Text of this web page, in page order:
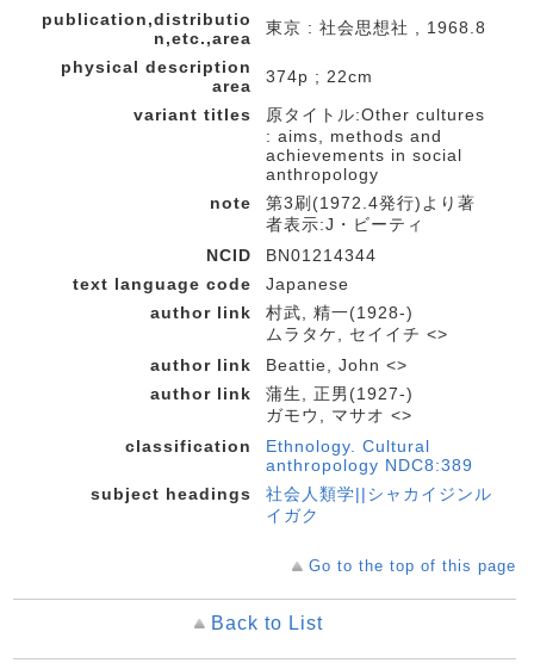
publication,distributio
n,etc.,area
東京 : 社会思想社 , 1968.8
physical description
area
374p ; 22cm
variant titles
原タイトル:Other cultures
: aims, methods and
achievements in social
anthropology
note
第3刷(1972.4発行)より著
者表示:J・ビーティ
NCID
BN01214344
text language code
Japanese
author link
村武, 精一(1928-)
ムラタケ, セイイチ <>
author link
Beattie, John <>
author link
蒲生, 正男(1927-)
ガモウ, マサオ <>
classification
Ethnology. Cultural
anthropology NDC8:389
subject headings
社会人類学||シャカイジンル
イガク
Go to the top of this page
Back to List